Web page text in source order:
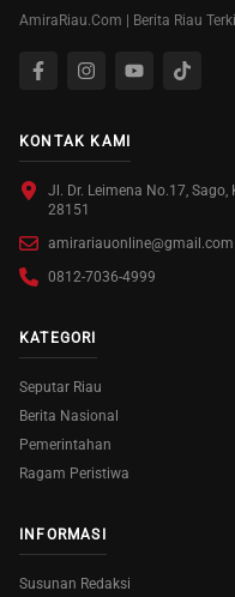
AmiraRiau.Com | Berita Riau
KONTAK KAMI
Jl. Dr. Leimena No.17, Sago,
28151
amirariauonline@gmail.com
0812-7036-4999
KATEGORI
Seputar Riau
Berita Nasional
Pemerintahan
Ragam Peristiwa
INFORMASI
Susunan Redaksi